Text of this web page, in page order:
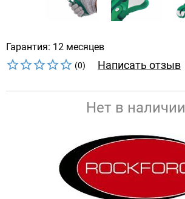
Гарантия: 12 месяцев
(0) Написать отзыв
Нет в наличии